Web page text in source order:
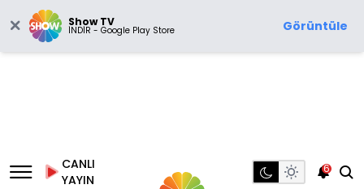
Show TV
İNDİR - Google Play Store Görüntüle
CANLI
YAYIN
6